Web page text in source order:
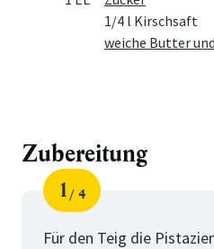
1/4 l Kirschsaft
weiche Butter
Zubereitung
Schritt
1
von
4
Für den Teig die